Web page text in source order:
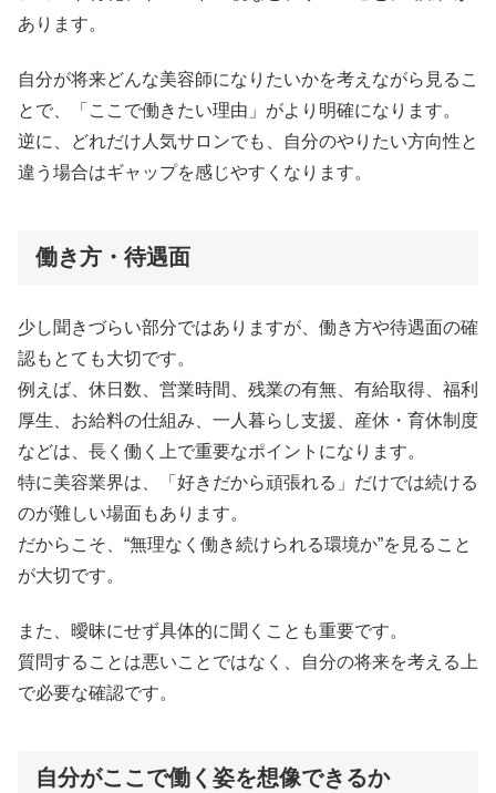
あります。
自分が将来どんな美容師になりたいかを考えながら見るこ
とで、「ここで働きたい理由」がより明確になります。
逆に、どれだけ人気サロンでも、自分のやりたい方向性と
違う場合はギャップを感じやすくなります。
働き方・待遇面
少し聞きづらい部分ではありますが、働き方や待遇面の確
認もとても大切です。
例えば、休日数、営業時間、残業の有無、有給取得、福利
厚生、お給料の仕組み、一人暮らし支援、産休・育休制度
などは、長く働く上で重要なポイントになります。
特に美容業界は、「好きだから頑張れる」だけでは続ける
のが難しい場面もあります。
だからこそ、“無理なく働き続けられる環境か”を見ること
が大切です。
また、曖昧にせず具体的に聞くことも重要です。
質問することは悪いことではなく、自分の将来を考える上
で必要な確認です。
自分がここで働く姿を想像できるか